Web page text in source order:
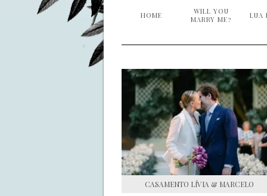
HOME
WILL YOU
MARRY ME?
LUA
CASAMENTO LÍVIA & MARCELO